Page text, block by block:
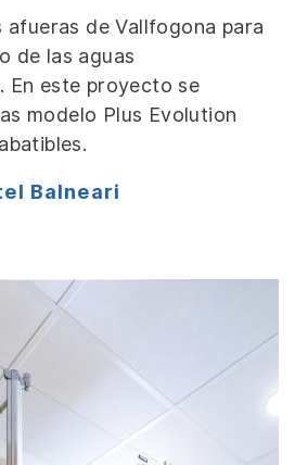
de Vallfogona para
de las aguas
En este proyecto se
modelo Plus Evolution
Balneari